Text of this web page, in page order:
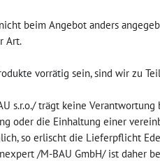
beim Angebot anders
Art.
vorrätig sein, sind wir zu
s.r.o./ trägt keine
oder die Einhaltung einer
so erlischt die Lieferpflicht
/M-BAU GmbH/ ist daher